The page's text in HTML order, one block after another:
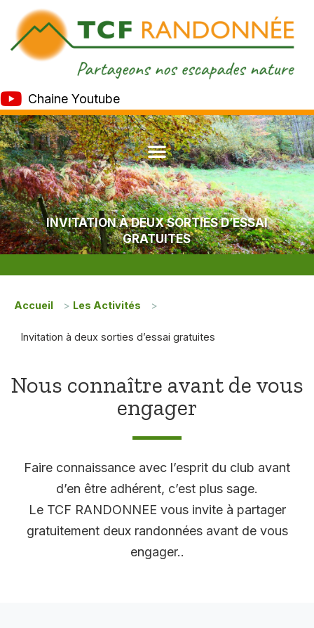
Chaine Youtube
INVITATION À DEUX SORTIES D’ESSAI
GRATUITES
Accueil > Les Activités >
Invitation à deux sorties d’essai gratuites
Nous connaître avant de vous
engager
Faire connaissance avec l’esprit du club avant
d’en être adhérent, c’est plus sage.
Le TCF RANDONNEE vous invite à partager
gratuitement deux randonnées avant de vous
engager..